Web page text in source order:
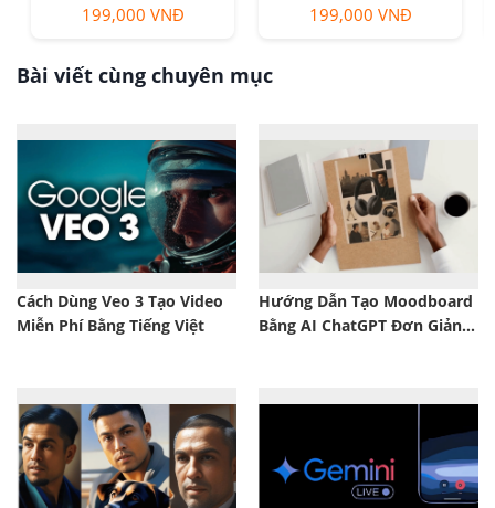
199,000 VNĐ 199,000 VNĐ
Bài viết cùng chuyên mục
Cách Dùng Veo 3 Tạo Video
Miễn Phí Bằng Tiếng Việt
Hướng Dẫn Tạo Moodboard
Bằng AI ChatGPT Đơn Giản,